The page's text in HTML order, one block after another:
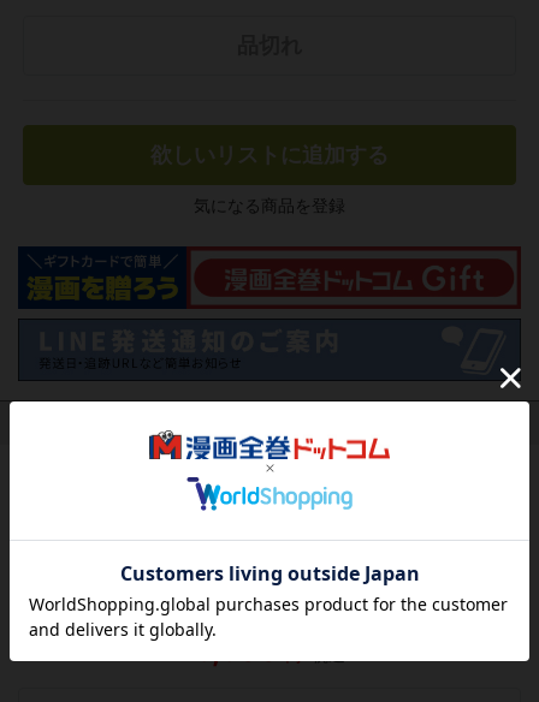
欲しいリストに追加する
気になる商品を登録
この作品にはまだレビューがありません。 今後読まれる
方のために感想を共有してもらえませんか？
レビューを書く
5,500